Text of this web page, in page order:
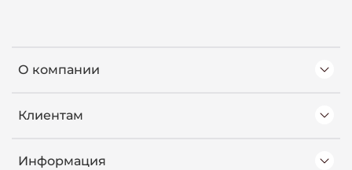
О компании
Клиентам
Информация